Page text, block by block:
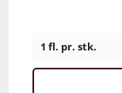
1 fl. pr. stk.